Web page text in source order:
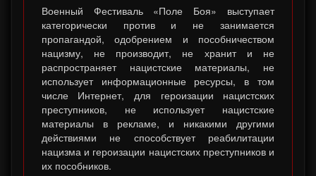
Военный Фестиваль «Поле Боя» выступает
категорически против и не занимается
пропагандой, одобрением и пособничеством
нацизму, не производит, не хранит и не
распространяет нацистские материалы, не
использует информационные ресурсы, в том
числе Интернет, для героизации нацистских
преступников, не использует нацистские
материалы в рекламе, и никакими другими
действиями не способствует реабилитации
нацизма и героизации нацистских преступников и
их пособников.